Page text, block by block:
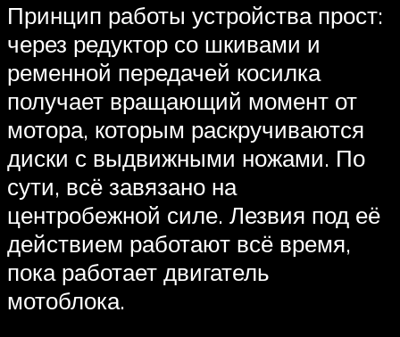
Принцип работы устройства прост:
через редуктор со шкивами и
ременной передачей косилка
получает вращающий момент от
мотора, которым раскручиваются
диски с выдвижными ножами. По
сути, всё завязано на
центробежной силе. Лезвия под её
действием работают всё время,
пока работает двигатель
мотоблока.